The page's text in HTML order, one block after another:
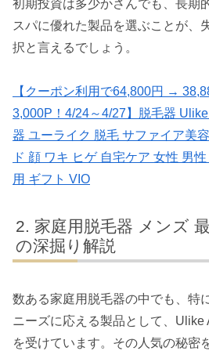
初期投資は多少かさんでも、長期
スパに優れた製品を選ぶことが、
択と言えるでしょう。
【クーポン利用で64,800円 →
3,000P！4/24～4/27】脱毛器
器 ユーライク 脱毛 サファイア美
ド 顔 ワキ ヒゲ 自宅ケア 女性 男
用 ギフト VIO
家庭用脱毛器 メンズ
の深掘り解説
数ある家庭用脱毛器の中でも、特
ニーズに応える製品として、Ulike
を受けています。その人気の秘密